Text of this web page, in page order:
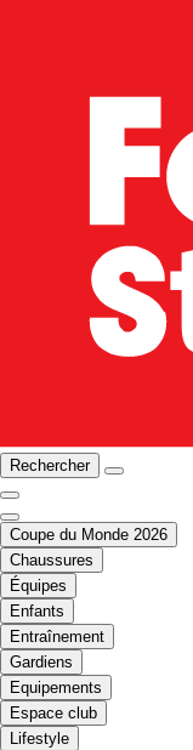
Rechercher
Coupe du Monde 2026
Chaussures
Équipes
Enfants
Entraînement
Gardiens
Equipements
Espace club
Lifestyle